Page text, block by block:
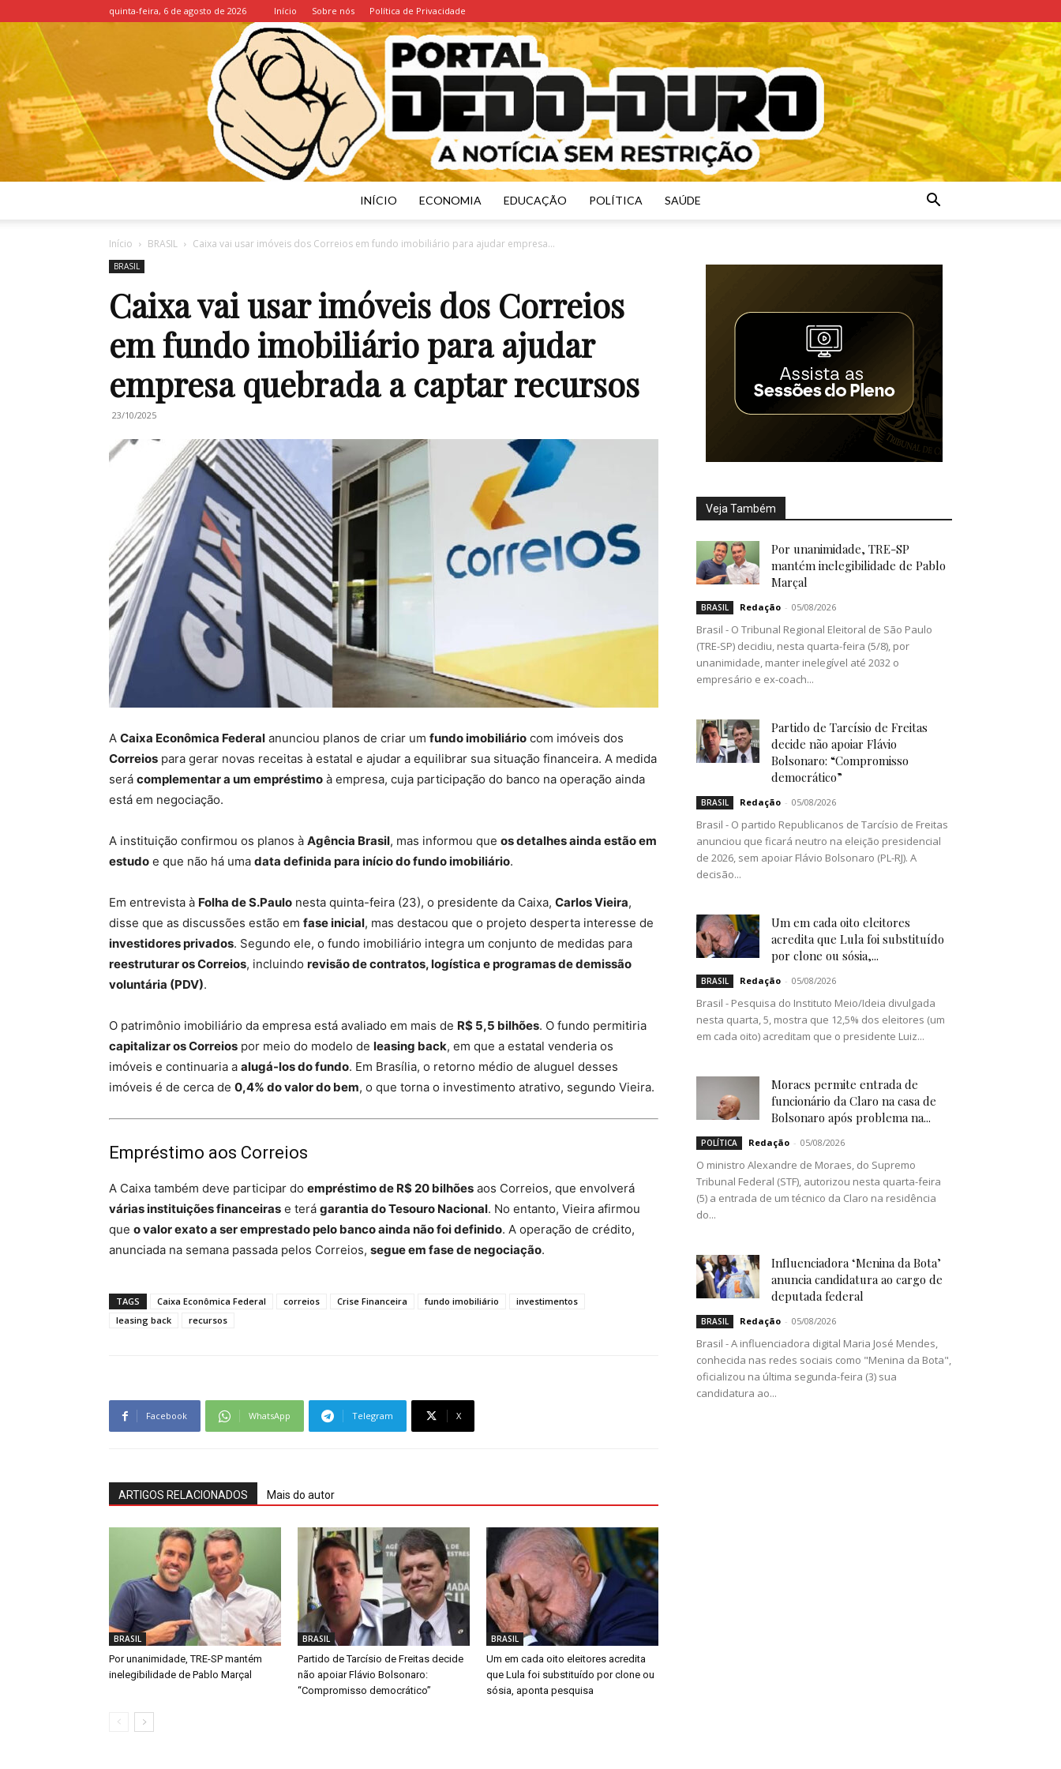
quinta-feira, 6 de agosto de 2026 Início Sobre nós Política de Privacidade
Dedo
Duro
INÍCIO ECONOMIA EDUCAÇÃO POLÍTICA SAÚDE
Início BRASIL Caixa vai usar imóveis dos Correios em fundo imobiliário para ajudar empresa...
BRASIL
Caixa vai usar imóveis dos Correios
em fundo imobiliário para ajudar
empresa quebrada a captar recursos
23/10/2025
A Caixa Econômica Federal anunciou planos de criar um fundo imobiliário com imóveis dos
Correios para gerar novas receitas à estatal e ajudar a equilibrar sua situação financeira. A medida
será complementar a um empréstimo à empresa, cuja participação do banco na operação ainda
está em negociação.
A instituição confirmou os planos à Agência Brasil, mas informou que os detalhes ainda estão em
estudo e que não há uma data definida para início do fundo imobiliário.
Em entrevista à Folha de S.Paulo nesta quinta-feira (23), o presidente da Caixa, Carlos Vieira,
disse que as discussões estão em fase inicial, mas destacou que o projeto desperta interesse de
investidores privados. Segundo ele, o fundo imobiliário integra um conjunto de medidas para
reestruturar os Correios, incluindo revisão de contratos, logística e programas de demissão
voluntária (PDV).
O patrimônio imobiliário da empresa está avaliado em mais de R$ 5,5 bilhões. O fundo permitiria
capitalizar os Correios por meio do modelo de leasing back, em que a estatal venderia os
imóveis e continuaria a alugá-los do fundo. Em Brasília, o retorno médio de aluguel desses
imóveis é de cerca de 0,4% do valor do bem, o que torna o investimento atrativo, segundo Vieira.
Empréstimo aos Correios
A Caixa também deve participar do empréstimo de R$ 20 bilhões aos Correios, que envolverá
várias instituições financeiras e terá garantia do Tesouro Nacional. No entanto, Vieira afirmou
que o valor exato a ser emprestado pelo banco ainda não foi definido. A operação de crédito,
anunciada na semana passada pelos Correios, segue em fase de negociação.
TAGS Caixa Econômica Federal correios Crise Financeira fundo imobiliário
investimentos
leasing back
recursos
Facebook WhatsApp Telegram X
ARTIGOS RELACIONADOS Mais do autor
BRASIL
Por unanimidade, TRE-SP mantém
inelegibilidade de Pablo Marçal
BRASIL
Partido de Tarcísio de Freitas decide
não apoiar Flávio Bolsonaro:
“Compromisso democrático”
BRASIL
Um em cada oito eleitores acredita
que Lula foi substituído por clone ou
sósia, aponta pesquisa
Veja Também
Por unanimidade, TRE-SP
mantém inelegibilidade de Pablo
Marçal
BRASIL Redação - 05/08/2026
Brasil - O Tribunal Regional Eleitoral de São Paulo
(TRE-SP) decidiu, nesta quarta-feira (5/8), por
unanimidade, manter inelegível até 2032 o
empresário e ex-coach...
Partido de Tarcísio de Freitas
decide não apoiar Flávio
Bolsonaro: “Compromisso
democrático”
BRASIL Redação - 05/08/2026
Brasil - O partido Republicanos de Tarcísio de Freitas
anunciou que ficará neutro na eleição presidencial
de 2026, sem apoiar Flávio Bolsonaro (PL-RJ). A
decisão...
Um em cada oito eleitores
acredita que Lula foi substituído
por clone ou sósia,...
BRASIL Redação - 05/08/2026
Brasil - Pesquisa do Instituto Meio/Ideia divulgada
nesta quarta, 5, mostra que 12,5% dos eleitores (um
em cada oito) acreditam que o presidente Luiz...
Moraes permite entrada de
funcionário da Claro na casa de
Bolsonaro após problema na...
POLÍTICA Redação - 05/08/2026
O ministro Alexandre de Moraes, do Supremo
Tribunal Federal (STF), autorizou nesta quarta-feira
(5) a entrada de um técnico da Claro na residência
do...
Influenciadora ‘Menina da Bota’
anuncia candidatura ao cargo de
deputada federal
BRASIL Redação - 05/08/2026
Brasil - A influenciadora digital Maria José Mendes,
conhecida nas redes sociais como "Menina da Bota",
oficializou na última segunda-feira (3) sua
candidatura ao...